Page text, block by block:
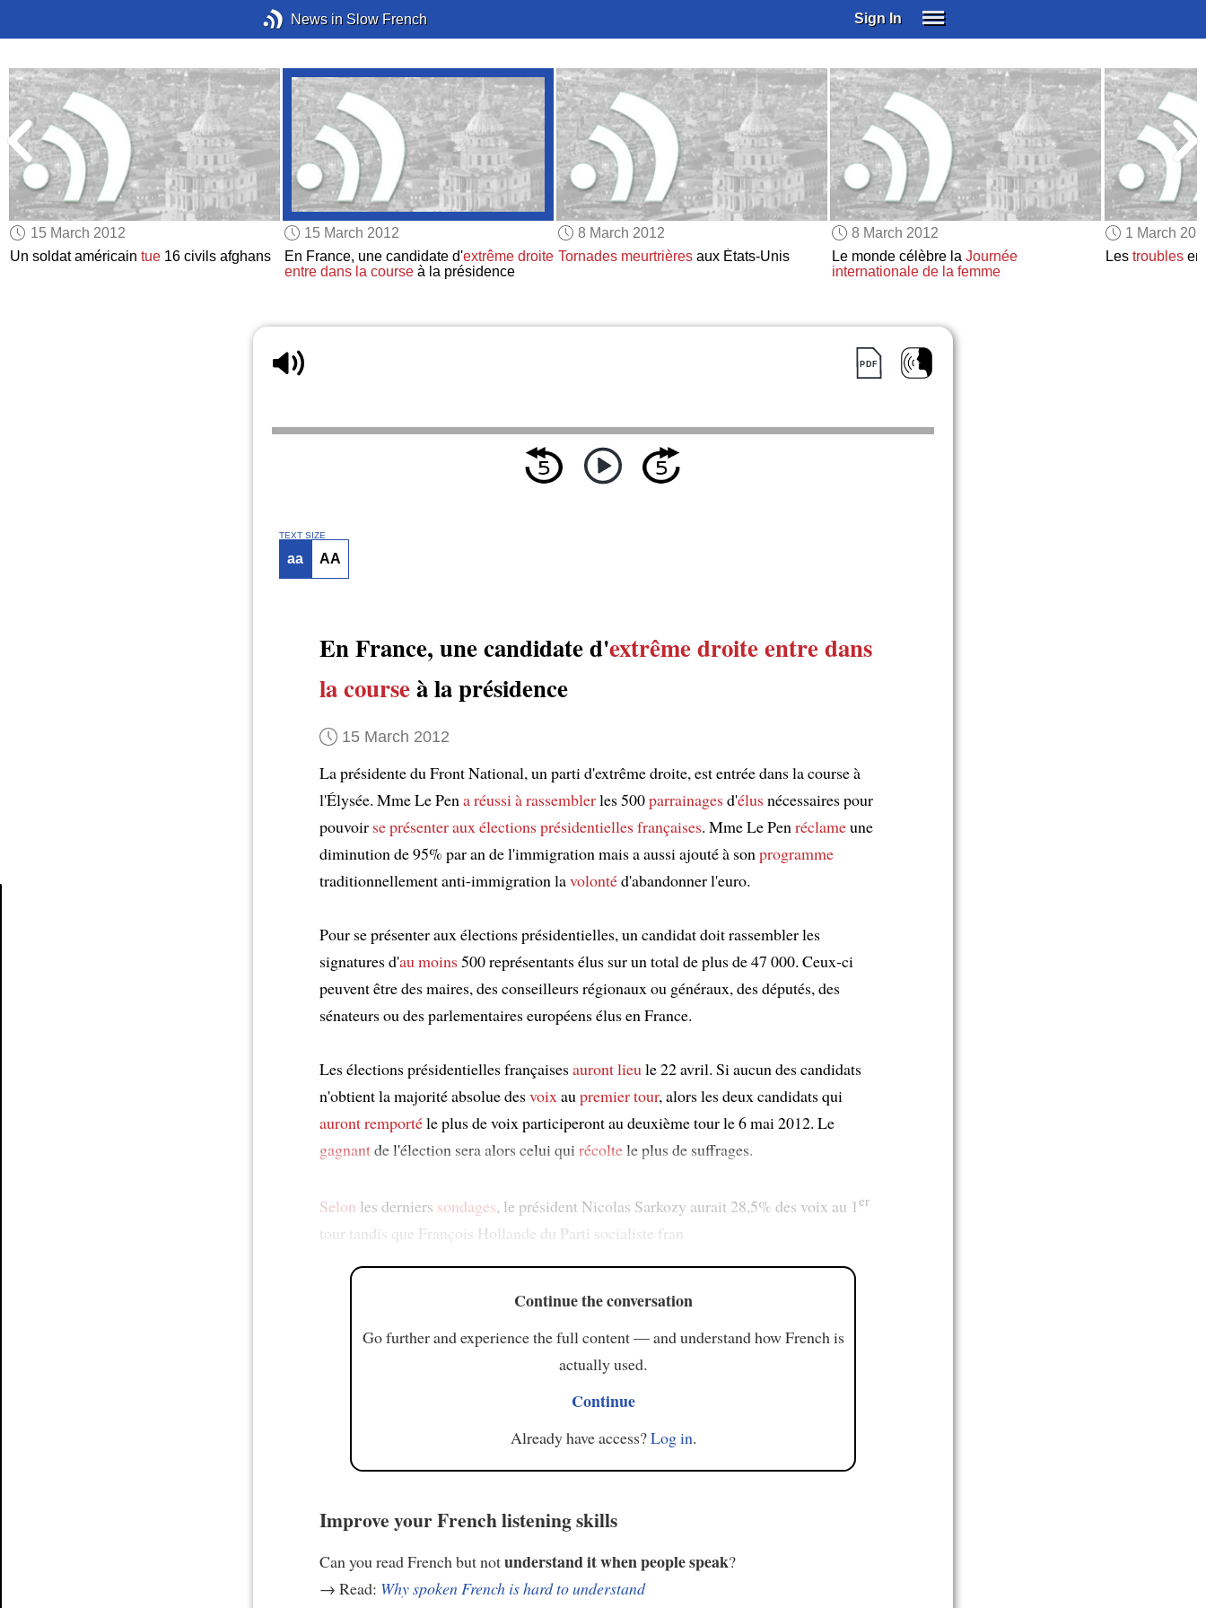
News in Slow French Sign In
SUBSCRIBE
EDUCATIONAL LICENSES
GIFT CARDS
OTHER LANGUAGES
ABOUT US
ALEXA
ADJUST COLORS
15 March 2012
Un soldat américaintue 16 civils afghans
15 March 2012
En France, une candidate d'extrême droite
entre dans la courseà la présidence
8 March 2012
Tornades meurtrièresaux États-Unis
8 March 2012
Le monde célèbre la Journée
internationale de la femme
1 March
Lestroubles en
TEXT SIZE
aa AA
En France, une candidate d'extrême droiteentre dans
la courseà la présidence
15 March 2012
La présidente du Front National, un parti d'extrême droite, est entrée dans la course à
l'Élysée. Mme Le Pena réussi à rassemblerles 500parrainagesd'élusnécessaires pour
pouvoir se présenter aux élections présidentielles françaises. Mme Le Penréclameune
diminution de 95% par an de l'immigration mais a aussi ajouté à sonprogramme
traditionnellement anti-immigration lavolontéd'abandonner l'euro.
Pour se présenter aux élections présidentielles, un candidat doit rassembler les
signatures d'au moins500 représentants élus sur un total de plus de 47 000. Ceux-ci
peuvent être des maires, des conseilleurs régionaux ou généraux, des députés, des
sénateurs ou des parlementaires européens élus en France.
Les élections présidentielles françaisesauront lieule 22 avril. Si aucun des candidats
n'obtient la majorité absolue desvoixaupremier tour, alors les deux candidats qui
auront remportéle plus de voix participeront au deuxième tour le 6 mai 2012. Le
gagnantde l'élection sera alors celui qui récoltele plus de suffrages.
Selon les derniers sondages, le président Nicolas Sarkozy aurait 28,5% des voix au 1er
tour tandis que François Hollande du Parti socialiste fran
Continue the conversation
Go further and experience the full content — and understand how French is
actually used.
Continue
Already have access?Log in.
Improve your French listening skills
Can you read French but notunderstand it when people speak?
→ Read: Why spoken French is hard to understand